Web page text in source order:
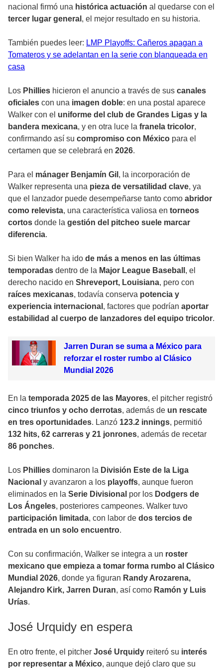
nacional firmó una histórica actuación al quedarse con el
tercer lugar general , el mejor resultado en su historia.
También puedes leer: LMP Playoffs: Cañeros apagan a
Tomateros y se adelantan en la serie con blanqueada en
casa
Los Phillies hicieron el anuncio a través de sus canales
oficiales con una imagen doble: en una postal aparece
Walker con el uniforme del club de Grandes Ligas y la
bandera mexicana, y en otra luce la franela tricolor,
confirmando así su compromiso con México para el
certamen que se celebrará en 2026.
Para el mánager Benjamín Gil , la incorporación de
Walker representa una pieza de versatilidad clave, ya
que el lanzador puede desempeñarse tanto como abridor
como relevista, una característica valiosa en torneos
cortos donde la gestión del pitcheo suele marcar
diferencia.
Si bien Walker ha ido de más a menos en las últimas
temporadas dentro de la Major League Baseball , el
derecho nacido en Shreveport, Louisiana, pero con
raíces mexicanas, todavía conserva potencia y
experiencia internacional , factores que podrían aportar
estabilidad al cuerpo de lanzadores del equipo tricolor.
Jarren Duran se suma a México para
reforzar el roster rumbo al Clásico
Mundial 2026
En la temporada 2025 de las Mayores, el pitcher registró
cinco triunfos y ocho derrotas, además de un rescate
en tres oportunidades. Lanzó 123.2 innings, permitió
132 hits, 62 carreras y 21 jonrones, además de recetar
86 ponches.
Los Phillies dominaron la División Este de la Liga
Nacional y avanzaron a los playoffs, aunque fueron
eliminados en la Serie Divisional por los Dodgers de
Los Ángeles, posteriores campeones. Walker tuvo
participación limitada, con labor de dos tercios de
entrada en un solo encuentro.
Con su confirmación, Walker se integra a un roster
mexicano que empieza a tomar forma rumbo al Clásico
Mundial 2026, donde ya figuran Randy Arozarena,
Alejandro Kirk, Jarren Duran, así como Ramón y Luis
Urías.
José Urquidy en espera
En otro frente, el pitcher José Urquidy reiteró su interés
por representar a México, aunque dejó claro que su